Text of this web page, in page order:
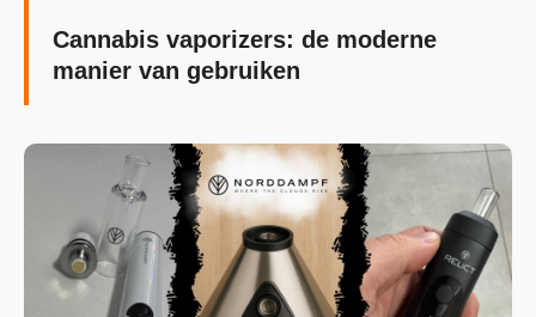
Cannabis vaporizers: de moderne
manier van gebruiken